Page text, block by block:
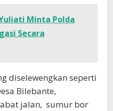
Yuliati Minta Polda
Secara
diselewengkan seperti
Bilebante,
jalan, sumur bor